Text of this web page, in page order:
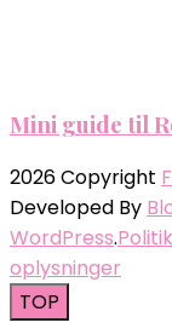
Mini guide til
2026 Copyright
Developed By
WordPress.
oplysninger
TOP